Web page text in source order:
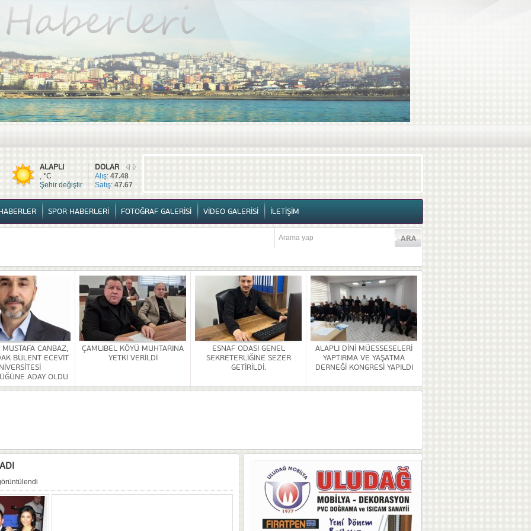
TÜM HABERLER YURTTAN HABERLER SPOR HABERLERİ FOTOĞRAF GALERİSİ VİDEO GALERİSİ İLETİŞİM
DOLAR
Alış:47.48
Satış:47.67
ALAPLI
, °C
Şehir değiştir
SPOR HABERLERİ FOTOĞRAF GALERİSİ VİDEO GALERİSİ İLETİŞİM
BÜLENT ECEVİT ÜNİVERSİTESİ REKTÖRLÜĞÜNE ADAY OLDU
SEZER GETİRİLDİ.
YAŞATMA DERNEĞİ KONGRESİ YAPILDI
SONA ERDİ
KALDIRILDI
MUSTAFA CANBAZ,
BÜLENT ECEVİT
ADAY OLDU
ÇAMLIBEL KÖYÜ MUHTARINA
YETKİ VERİLDİ
ESNAF ODASI GENEL
SEKRETERLİĞİNE SEZER
GETİRİLDİ.
ALAPLI DİNİ MÜESSESELERİ
YAPTIRMA VE YAŞATMA
DERNEĞİ KONGRESİ YAPILDI